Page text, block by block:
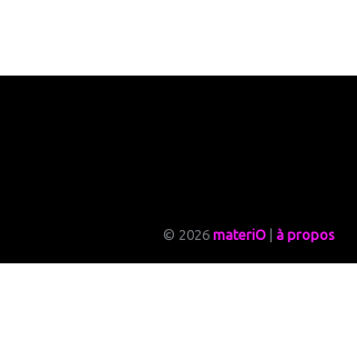
© 2026 materiO| à propos